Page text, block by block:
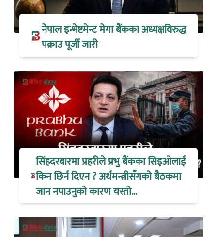
नेपाल इन्भेष्टमेन्ट मेगा बैंकका अध्यक्षविरुद्ध
पक्राउ पूर्जी जारी
सिंहदरबारमा प्रहरीले प्रभु बैंकका सिइओलाई
किन छिर्न दिएन ? अर्थमन्त्रीसँगको बैठकमा
जान नपाउनुको कारण यस्तो…